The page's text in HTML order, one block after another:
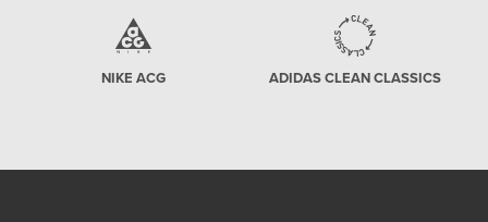
NIKE ACG ADIDAS CLEAN CLASSICS